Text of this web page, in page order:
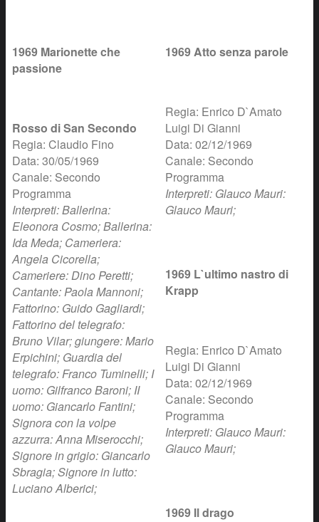
1969 Marionette che
passione
Rosso di San Secondo
Regia: Claudio Fino
Data: 30/05/1969
Canale: Secondo
Programma
Interpreti: Ballerina:
Eleonora Cosmo; Ballerina:
Ida Meda; Cameriera:
Angela Cicorella;
Cameriere: Dino Peretti;
Cantante: Paola Mannoni;
Fattorino: Guido Gagliardi;
Fattorino del telegrafo:
Bruno Vilar; giungere: Mario
Erpichini; Guardia del
telegrafo: Franco Tuminelli; I
uomo: Gilfranco Baroni; II
uomo: Giancarlo Fantini;
Signora con la volpe
azzurra: Anna Miserocchi;
Signore in grigio: Giancarlo
Sbragia; Signore in lutto:
Luciano Alberici;
1969 Atto senza parole
Regia: Enrico D`Amato
Luigi Di Gianni
Data: 02/12/1969
Canale: Secondo
Programma
Interpreti: Glauco Mauri:
Glauco Mauri;
1969 L`ultimo nastro di
Krapp
Regia: Enrico D`Amato
Luigi Di Gianni
Data: 02/12/1969
Canale: Secondo
Programma
Interpreti: Glauco Mauri:
Glauco Mauri;
1969 Il drago